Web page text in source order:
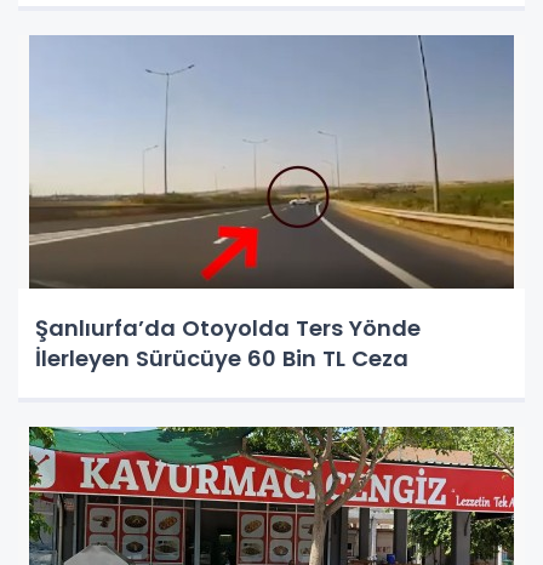
Şanlıurfa’da Otoyolda Ters Yönde
İlerleyen Sürücüye 60 Bin TL Ceza